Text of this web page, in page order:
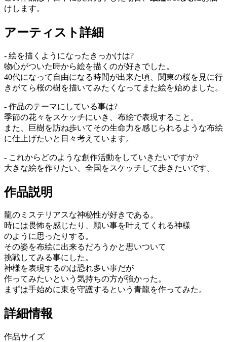
けします。
アーティスト詳細
- 絵を描くようになったきっかけは?
物心がついた時から絵を描くのが好きでした。
40代になって自由になる時間が出来た頃、関東の桜を見に行
きがてら桜の樹を描いてみたくなってまた絵を始めました。
- 作品のテーマにしている事は?
季節の花々をスケッチにいき、布絵で表現すること。
また、巨樹を訪ね歩いてその生命力を感じられるような布絵
に仕上げたいと日々考えています。
- これからどのような創作活動をしていきたいですか?
大きな絵を作りたい、全国をスケッチして歩きたいです。
作品説明
龍のミステリアスな神秘性が好きである。
時には畏怖を感じたり、願い事を叶えてくれる神様
のように思ったりする。
その姿を布絵に出来るだろうかと思いついて
挑戦してみる事にした。
神様を表現するのは恐れ多い事だが
作ってみたいという気持ちの方が強かった。
まずは手始めに東を守護するという青龍を作ってみた。
詳細情報
作品サイズ